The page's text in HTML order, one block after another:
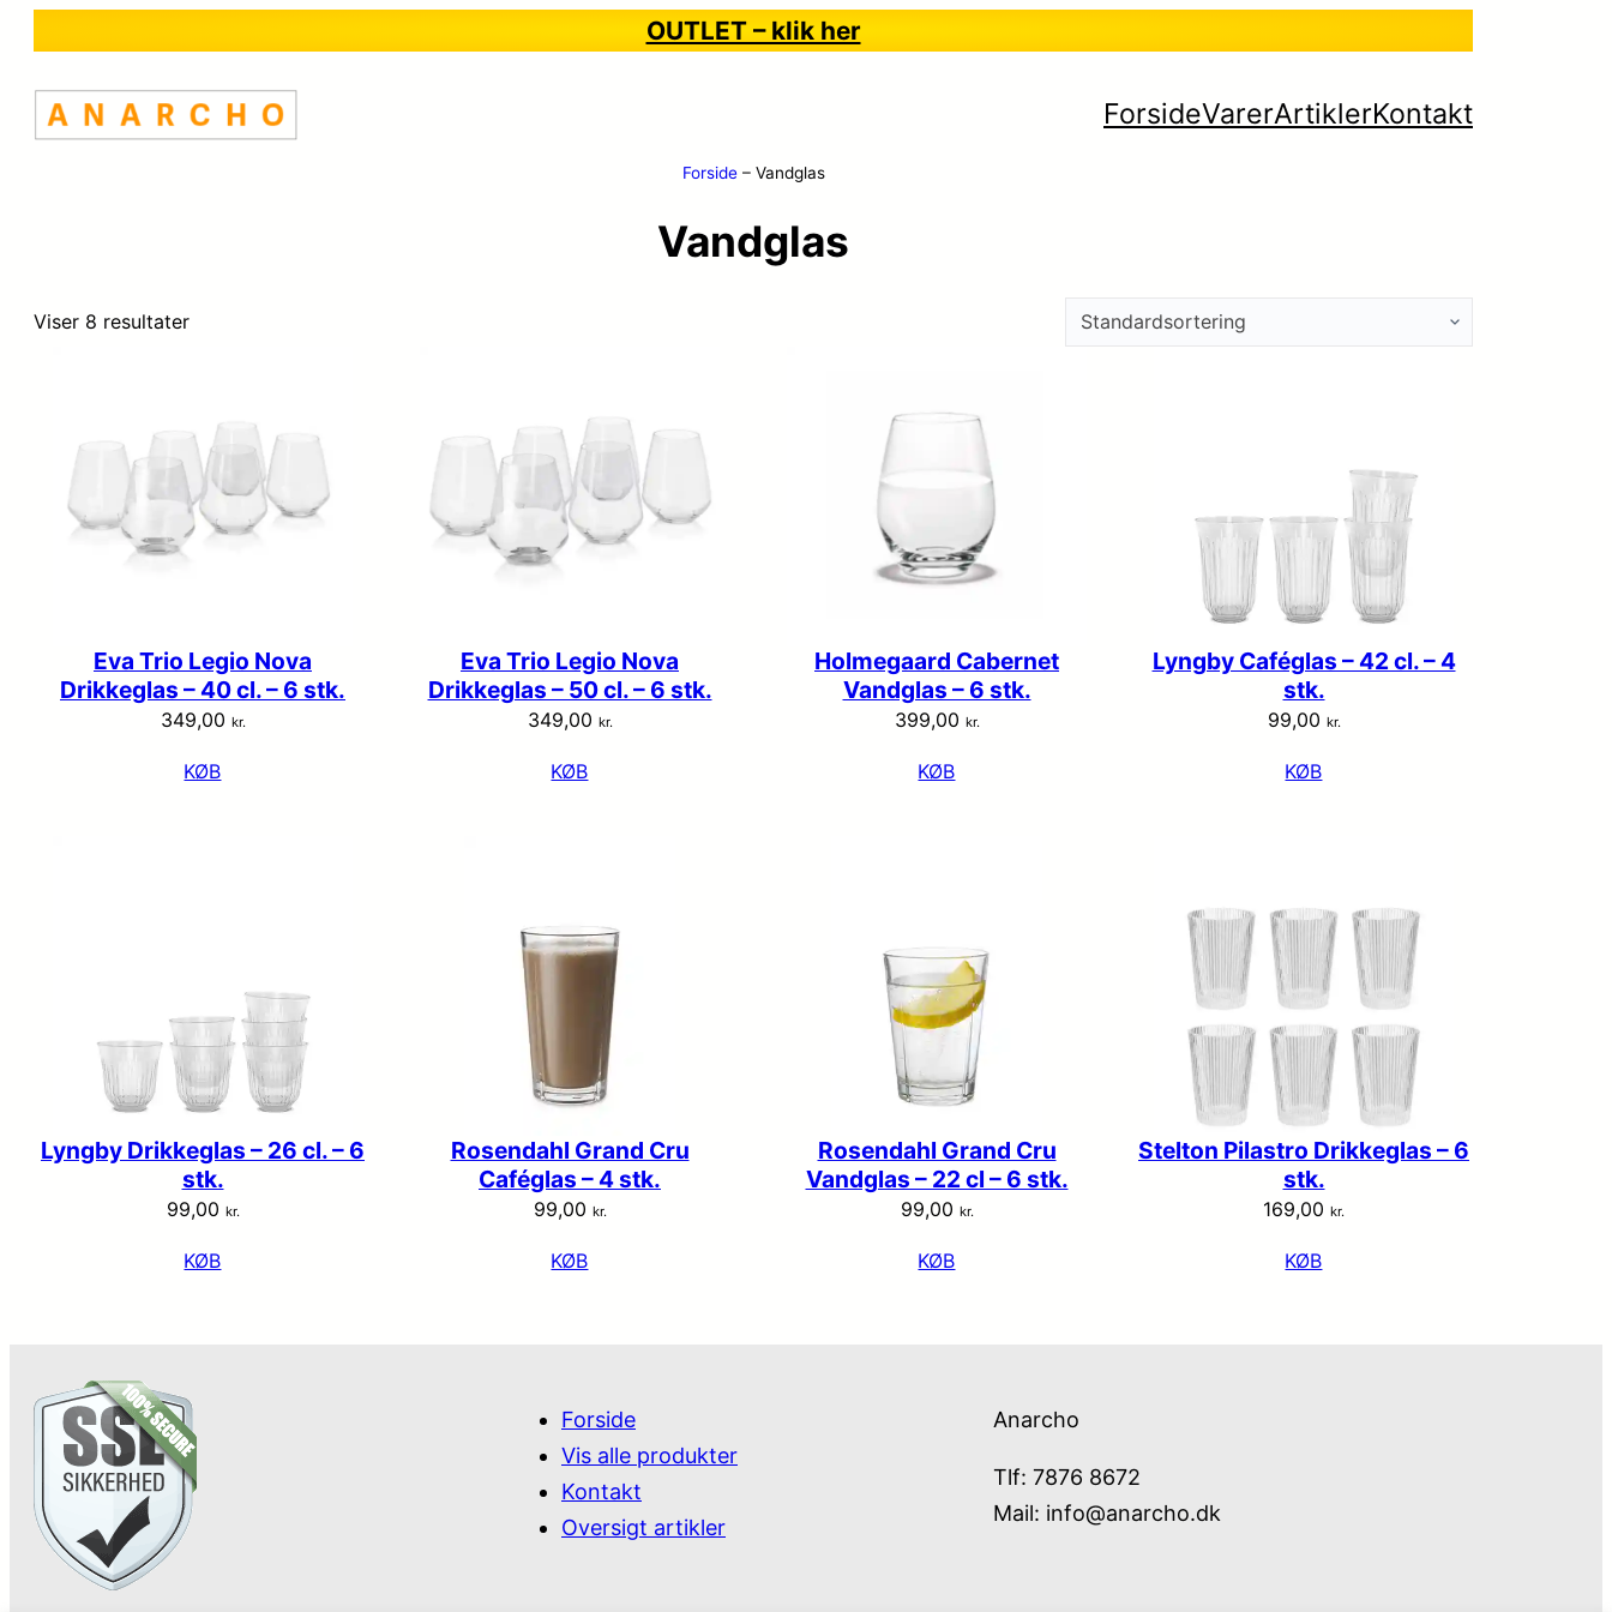
OUTLET – klik her
ForsideVarerArtiklerKontakt
Forside– Vandglas
Vandglas
Viser 8 resultater
Eva Trio Legio Nova
Drikkeglas – 40 cl. – 6 stk.
349,00 kr.
KØB
Eva Trio Legio Nova
Drikkeglas – 50 cl. – 6 stk.
349,00 kr.
KØB
Holmegaard Cabernet
Vandglas – 6 stk.
399,00 kr.
KØB
Lyngby Caféglas – 42 cl. – 4
stk.
99,00 kr.
KØB
Lyngby Drikkeglas – 26 cl. – 6
stk.
99,00 kr.
KØB
Rosendahl Grand Cru
Caféglas – 4 stk.
99,00 kr.
KØB
Rosendahl Grand Cru
Vandglas – 22 cl – 6 stk.
99,00 kr.
KØB
Stelton Pilastro Drikkeglas – 6
stk.
169,00 kr.
KØB
Forside
Vis alle produkter
Kontakt
Oversigt artikler
Anarcho
Tlf: 7876 8672
Mail: info@anarcho.dk